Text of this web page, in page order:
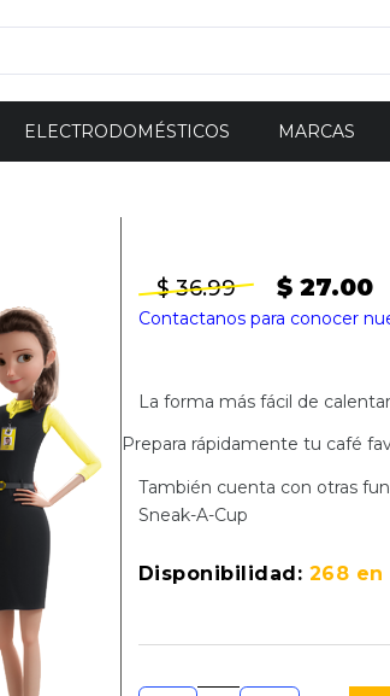
ELECTRODOMÉSTICOS MARCAS
$ 36.99 $ 27.00
Contactanos para conocer
La forma más fácil de
Prepara rápidamente tu café
También cuenta con otras
Sneak-A-Cup
Disponibilidad: 268 en